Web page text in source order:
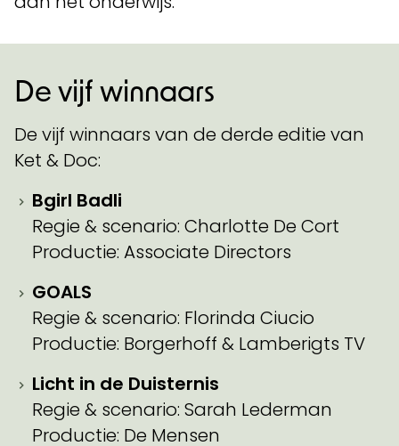
De vijf winnaars
De vijf winnaars van de derde editie van
Ket & Doc:
Bgirl Badli
Regie & scenario: Charlotte De Cort
Productie: Associate Directors
GOALS
Regie & scenario: Florinda Ciucio
Productie: Borgerhoff & Lamberigts TV
Licht in de Duisternis
Regie & scenario: Sarah Lederman
Productie: De Mensen